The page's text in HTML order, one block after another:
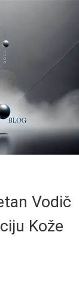
Vodič
Kože